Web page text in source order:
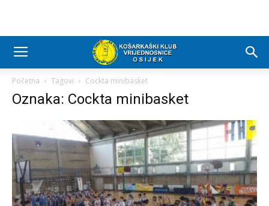
Početna Tagovi Cockta minibasket
Oznaka: Cockta minibasket